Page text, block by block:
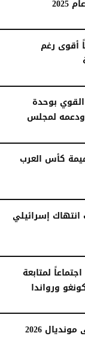
أقوى رغم
بوحدة
ودعمه لمجلس
كأس العرب
أكثر من 10 آلاف انتهاك إسرائيلي
لمتابعة
ورواندا
2026